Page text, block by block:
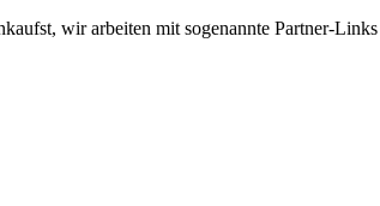
wir arbeiten mit sogenannte Partner-